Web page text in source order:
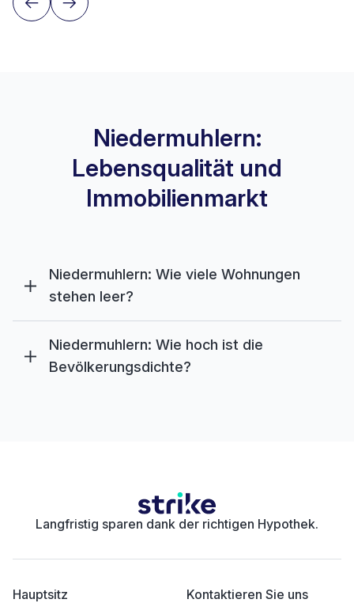
Niedermuhlern:
Lebensqualität und
Immobilienmarkt
Niedermuhlern: Wie viele Wohnungen
stehen leer?
Niedermuhlern: Wie hoch ist die
Bevölkerungsdichte?
Langfristig sparen dank der richtigen Hypothek.
Hauptsitz Kontaktieren Sie uns